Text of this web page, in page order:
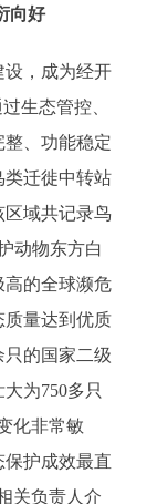
向好
，成为经开
生态管控、
、功能稳定
类迁徙中转站
区域共记录鸟
动物东方白
高的全球濒危
质量达到优质
只的国家二级
为750多只
化非常敏
护成效最直
关负责人介